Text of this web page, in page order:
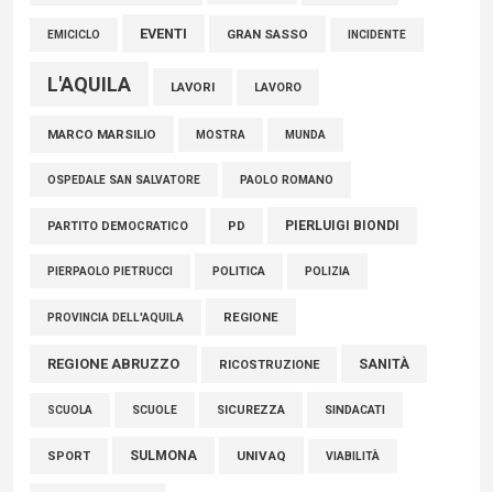
EMICICLO EVENTI GRAN SASSO INCIDENTE
L'AQUILA LAVORI LAVORO
MARCO MARSILIO MOSTRA MUNDA
OSPEDALE SAN SALVATORE PAOLO ROMANO
PARTITO DEMOCRATICO PD PIERLUIGI BIONDI
PIERPAOLO PIETRUCCI POLITICA POLIZIA
PROVINCIA DELL'AQUILA REGIONE
REGIONE ABRUZZO RICOSTRUZIONE SANITÀ
SCUOLA SCUOLE SICUREZZA SINDACATI
SPORT SULMONA UNIVAQ VIABILITÀ